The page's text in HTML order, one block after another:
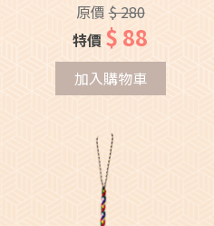
原價$ 280
特價 $ 88
加入購物車